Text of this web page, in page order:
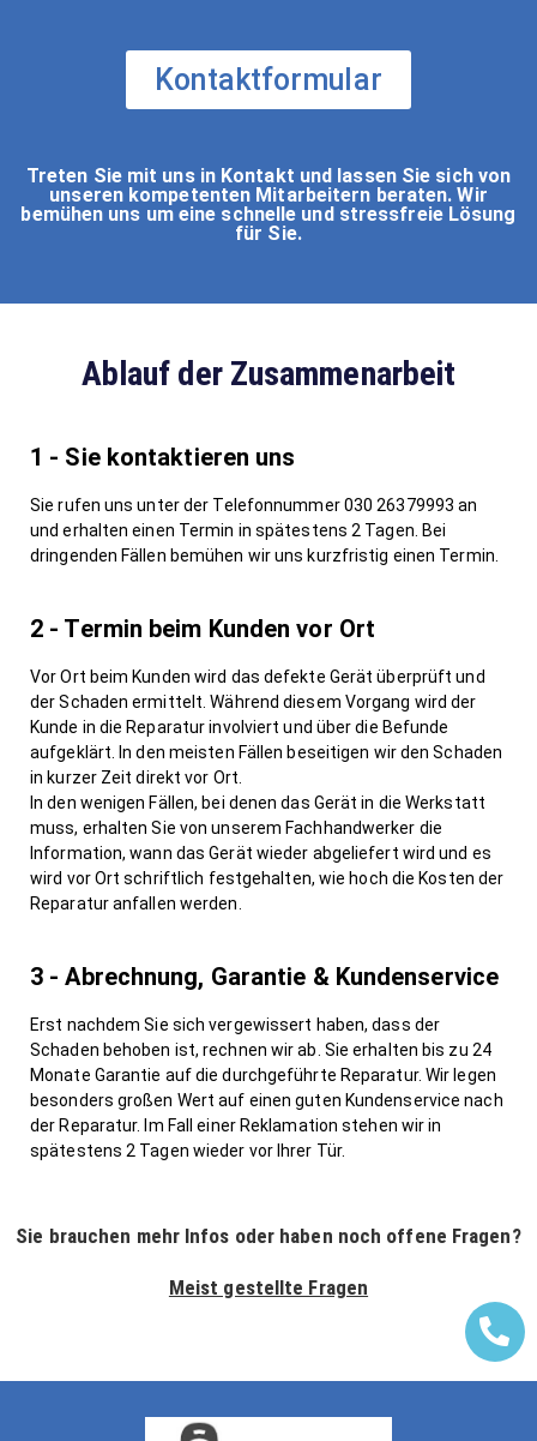
Kontaktformular
Treten Sie mit uns in Kontakt und lassen Sie sich von
unseren kompetenten Mitarbeitern beraten. Wir
bemühen uns um eine schnelle und stressfreie Lösung
für Sie.
Ablauf der Zusammenarbeit
1 - Sie kontaktieren uns
Sie rufen uns unter der Telefonnummer 030 26379993 an
und erhalten einen Termin in spätestens 2 Tagen. Bei
dringenden Fällen bemühen wir uns kurzfristig einen Termin.
2 - Termin beim Kunden vor Ort
Vor Ort beim Kunden wird das defekte Gerät überprüft und
der Schaden ermittelt. Während diesem Vorgang wird der
Kunde in die Reparatur involviert und über die Befunde
aufgeklärt. In den meisten Fällen beseitigen wir den Schaden
in kurzer Zeit direkt vor Ort.
In den wenigen Fällen, bei denen das Gerät in die Werkstatt
muss, erhalten Sie von unserem Fachhandwerker die
Information, wann das Gerät wieder abgeliefert wird und es
wird vor Ort schriftlich festgehalten, wie hoch die Kosten der
Reparatur anfallen werden.
3 - Abrechnung, Garantie & Kundenservice
Erst nachdem Sie sich vergewissert haben, dass der
Schaden behoben ist, rechnen wir ab. Sie erhalten bis zu 24
Monate Garantie auf die durchgeführte Reparatur. Wir legen
besonders großen Wert auf einen guten Kundenservice nach
der Reparatur. Im Fall einer Reklamation stehen wir in
spätestens 2 Tagen wieder vor Ihrer Tür.
Sie brauchen mehr Infos oder haben noch offene Fragen?
Meist gestellte Fragen